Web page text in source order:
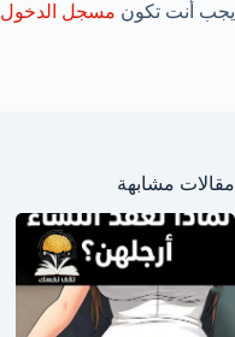
يجب أنت تكون مسجل الدخول
مقالات مشابهة